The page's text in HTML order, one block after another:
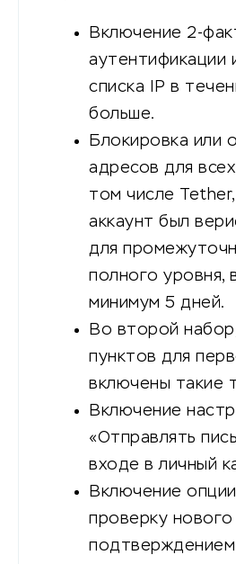
Включение 2-
аутентификации
списка IP в
больше.
Блокировка или
адресов для
том числе
аккаунт был
для
полного уровня,
минимум 5 дней.
Во второй
пунктов для
включены такие
Включение
«Отправлять
входе в личный
Включение
проверку
подтверждением